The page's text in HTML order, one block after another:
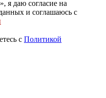
я даю согласие на
и соглашаюсь с
с Политикой